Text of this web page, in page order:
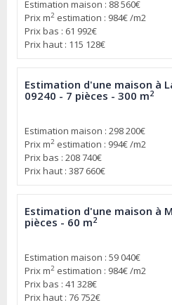
Estimation maison : 88 560€
Prix m2 estimation : 984€ /m2
Prix bas : 61 992€
Prix haut : 115 128€
Estimation d'une maison à
09240 - 7 pièces - 300 m2
Estimation maison : 298 200€
Prix m2 estimation : 994€ /m2
Prix bas : 208 740€
Prix haut : 387 660€
Estimation d'une maison à
pièces - 60 m2
Estimation maison : 59 040€
Prix m2 estimation : 984€ /m2
Prix bas : 41 328€
Prix haut : 76 752€